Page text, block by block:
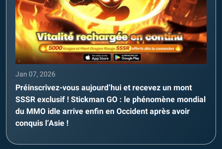
Jan 07, 2026
Préinscrivez-vous aujourd’hui et recevez un mont
SSSR exclusif ! Stickman GO : le phénomène mondial
du MMO idle arrive enfin en Occident après avoir
conquis l’Asie !